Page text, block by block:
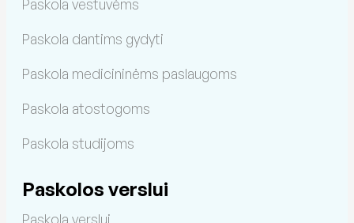
Paskola vestuvėms
Paskola dantims gydyti
Paskola medicininėms paslaugoms
Paskola atostogoms
Paskola studijoms
Paskolos verslui
Paskola verslui